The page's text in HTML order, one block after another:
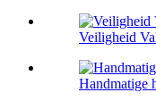
Veiligheid
Handmatige